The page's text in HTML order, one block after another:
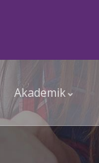
Akademik